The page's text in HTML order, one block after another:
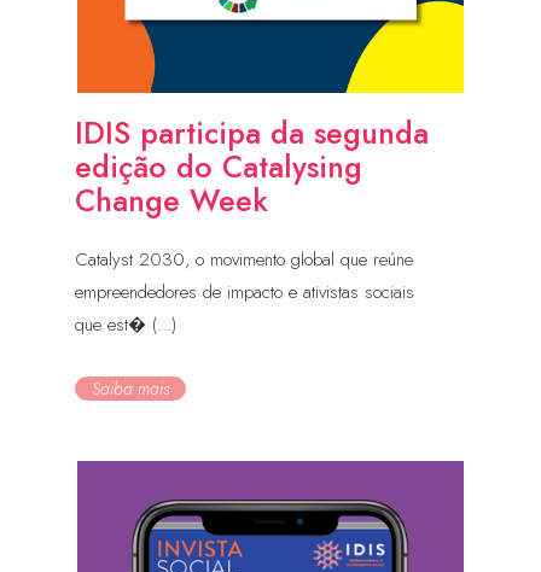
IDIS participa da segunda
edição do Catalysing
Change Week
Catalyst 2030, o movimento global que reúne
empreendedores de impacto e ativistas sociais
que est� (...)
Saiba mais